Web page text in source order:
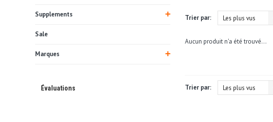
Supplements
Sale
Marques
Évaluations
Trier par: Les plus vus
Aucun produit n'a été trouvé...
Trier par: Les plus vus